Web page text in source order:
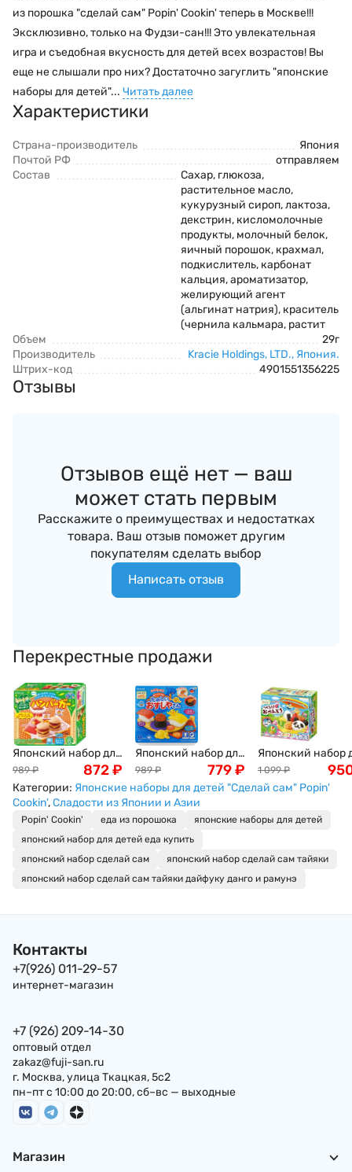
из порошка "сделай сам" Popin' Cookin' теперь в Москве!!!
Эксклюзивно, только на Фудзи-сан!!! Это увлекательная
игра и съедобная вкусность для детей всех возрастов! Вы
еще не слышали про них? Достаточно загуглить "японские
наборы для детей"... Читать далее
Характеристики
Страна-производитель
Япония
Почтой РФ
отправляем
Состав
Сахар, глюкоза,
растительное масло,
кукурузный сироп, лактоза,
декстрин, кисломолочные
продукты, молочный белок,
яичный порошок, крахмал,
подкислитель, карбонат
кальция, ароматизатор,
желирующий агент
(альгинат натрия), краситель
(чернила кальмара, растит
Объем
29г
Производитель
Kracie Holdings, LTD., Япония.
Штрих-код
4901551356225
Отзывы
Отзывов ещё нет — ваш
может стать первым
Расскажите о преимуществах и недостатках
товара. Ваш отзыв поможет другим
покупателям сделать выбор
Написать отзыв
Перекрестные продажи
Японский набор для
детей "Сделай сам"
бургеры из порошка
Popin' Cookin'
989 ₽ 872₽
Японский набор для
детей "Сделай сам"
суши из порошка
Popin 'Cookin' 28,5г
989 ₽ 779₽
Японский набор
детей "Сделай
Панда-обед со
спагетти,
фрикадельками
29 г, Япония
1 099 ₽
Категории: Японские наборы для детей "Сделай сам" Popin'
Cookin',Сладости из Японии и Азии
Popin' Cookin' еда из порошока
японские наборы для детей
японский набор для детей еда купить
японский набор сделай сам
японский набор сделай сам тайяки
японский набор сделай сам тайяки дайфуку данго и рамунэ
Контакты
+7(926) 011-29-57
интернет-магазин
+7 (926) 209-14-30
оптовый отдел
zakaz@fuji-san.ru
г. Москва, улица Ткацкая, 5с2
пн–пт с 10:00 до 20:00, сб–вс — выходные
Магазин